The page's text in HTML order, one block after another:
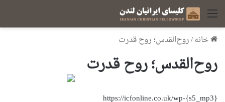
منو
خانه/روح‌القدس؛ روح قدرت
روح‌القدس؛ روح قدرت
{s5_mp3}https://icfonline.co.uk/wp-